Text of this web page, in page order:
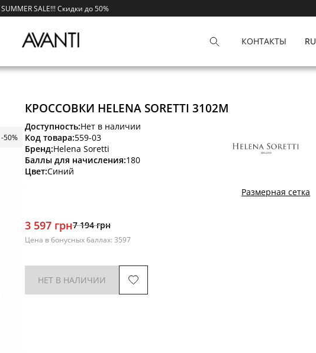
SUMMER SALE!!! Скидки до 50%
КОНТАКТЫ RU
-50%
КРОССОВКИ HELENA SORETTI 3102М
Доступность:Нет в наличии
Код товара:559-03
Бренд:Helena Soretti
Баллы для начисления:180
Цвет:Синий
Размерная сетка
3 597 грн7 194 грн
Цена в бонусных баллах: 3597
НЕТ В НАЛИЧИИ